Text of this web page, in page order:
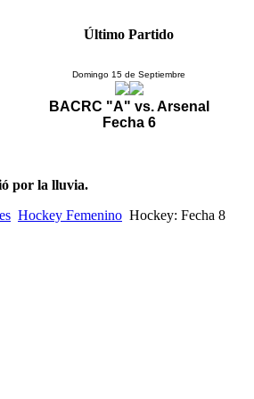
Último Partido
Domingo 15 de Septiembre
BACRC "A" vs. Arsenal
Fecha 6
por la lluvia.
Hockey Femenino Hockey: Fecha 8